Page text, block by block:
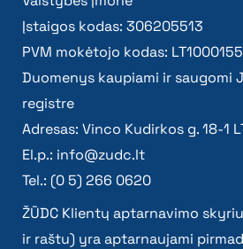
Įstaigos kodas: 306205513
PVM mokėtojo kodas:
Duomenys kaupiami ir saugomi
registre
Adresas: Vinco Kudirkos g. 18-1
El.p.: info@zudc.lt
Tel.: (0 5) 266 0620
ŽŪDC Klientų aptarnavimo
ir raštu) yra aptarnaujami